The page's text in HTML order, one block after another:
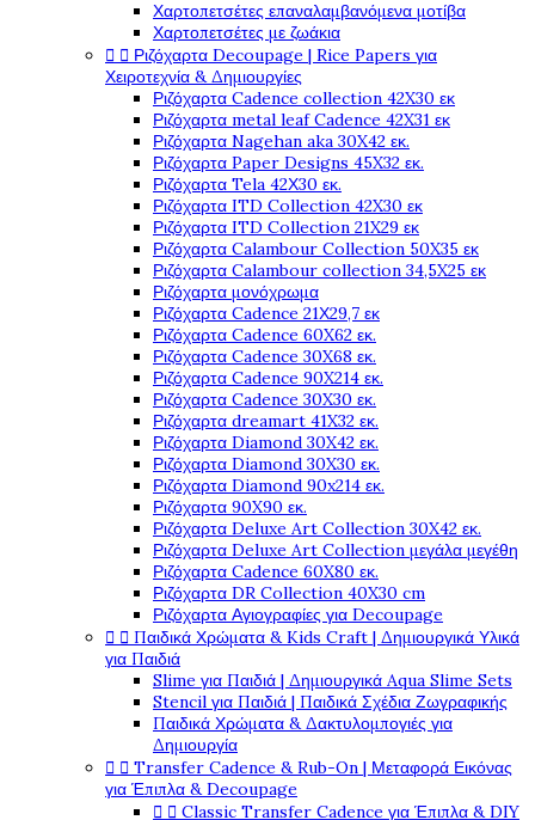
Χαρτοπετσέτες επαναλαμβανόμενα μοτίβα
Χαρτοπετσέτες με ζωάκια
  Ριζόχαρτα Decoupage | Rice Papers για
Χειροτεχνία & Δημιουργίες
Ριζόχαρτα Cadence collection 42X30 εκ
Ριζόχαρτα metal leaf Cadence 42X31 εκ
Ριζόχαρτα Nagehan aka 30X42 εκ.
Ριζόχαρτα Paper Designs 45X32 εκ.
Ριζόχαρτα Tela 42Χ30 εκ.
Ριζόχαρτα ITD Collection 42X30 εκ
Ριζόχαρτα ITD Collection 21X29 εκ
Ριζόχαρτα Calambour Collection 50X35 εκ
Ριζόχαρτα Calambour collection 34,5X25 εκ
Ριζόχαρτα μονόχρωμα
Ριζόχαρτα Cadence 21Χ29,7 εκ
Ριζόχαρτα Cadence 60X62 εκ.
Ριζόχαρτα Cadence 30X68 εκ.
Ριζόχαρτα Cadence 90X214 εκ.
Ριζόχαρτα Cadence 30X30 εκ.
Ριζόχαρτα dreamart 41X32 εκ.
Ριζόχαρτα Diamond 30X42 εκ.
Ριζόχαρτα Diamond 30X30 εκ.
Ριζόχαρτα Diamond 90x214 εκ.
Ριζόχαρτα 90X90 εκ.
Ριζόχαρτα Deluxe Art Collection 30X42 εκ.
Ριζόχαρτα Deluxe Art Collection μεγάλα μεγέθη
Ριζόχαρτα Cadence 60X80 εκ.
Ριζόχαρτα DR Collection 40X30 cm
Ριζόχαρτα Αγιογραφίες για Decoupage
  Παιδικά Χρώματα & Kids Craft | Δημιουργικά Υλικά
για Παιδιά
Slime για Παιδιά | Δημιουργικά Aqua Slime Sets
Stencil για Παιδιά | Παιδικά Σχέδια Ζωγραφικής
Παιδικά Χρώματα & Δακτυλομπογιές για
Δημιουργία
  Transfer Cadence & Rub-On | Μεταφορά Εικόνας
για Έπιπλα & Decoupage
  Classic Transfer Cadence για Έπιπλα & DIY